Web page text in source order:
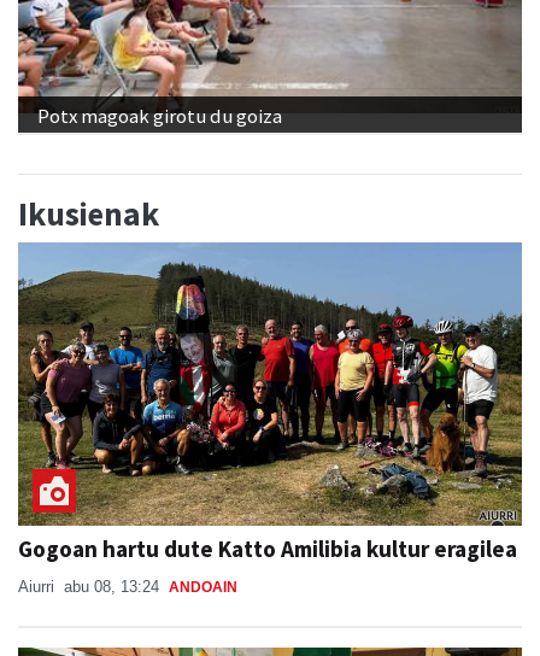
Potx magoak girotu du goiza
Ikusienak
Gogoan hartu dute Katto Amilibia kultur eragilea
Aiurri abu 08, 13:24 ANDOAIN